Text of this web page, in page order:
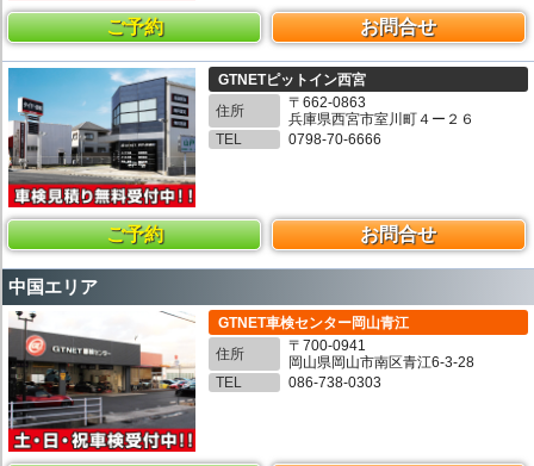
ご予約 お問合せ
GTNETピットイン西宮
住所
〒662-0863
兵庫県西宮市室川町４ー２６
TEL
0798-70-6666
ご予約 お問合せ
中国エリア
GTNET車検センター岡山青江
住所
〒700-0941
岡山県岡山市南区青江6-3-28
TEL
086-738-0303